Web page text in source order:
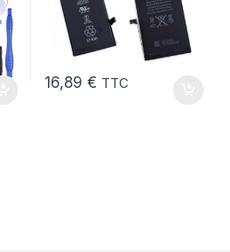
16,89€ TTC